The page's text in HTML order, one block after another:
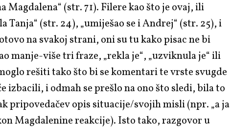
Magdalena“ (str. 71). Filere kao što je ovaj, ili
Tanja“ (str. 24), „umiješao se i Andrej“ (str. 25), i
na svakoj strani, oni su tu kako pisac ne bi
manje-više tri fraze, „rekla je“, „uzviknula je“ ili
rešiti tako što bi se komentari te vrste svugde
izbacili, i odmah se prešlo na ono što sledi, bila to
pripovedačev opis situacije/svojih misli (npr. „a ja
Magdalenine reakcije). Isto tako, razgovor u